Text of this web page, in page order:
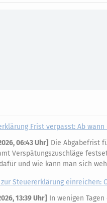
Frist verpasst: Ab wann
06:43 Uhr] Die Abgabefrist
Verspätungszuschläge
und wie kann man sich
Steuererklärung einreichen:
13:39 Uhr] In wenigen